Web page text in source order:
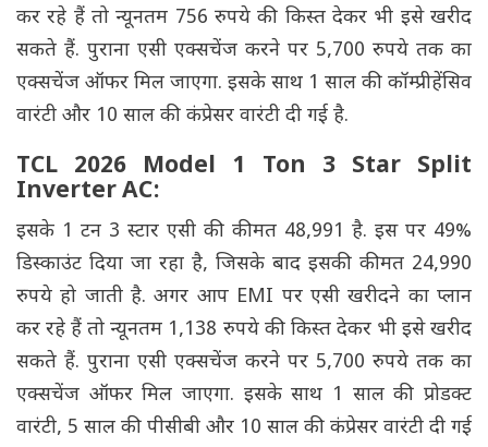
कर रहे हैं तो न्यूनतम 756 रुपये की किस्त देकर भी इसे खरीद
सकते हैं. पुराना एसी एक्सचेंज करने पर 5,700 रुपये तक का
एक्सचेंज ऑफर मिल जाएगा. इसके साथ 1 साल की कॉम्प्रीहेंसिव
वारंटी और 10 साल की कंप्रेसर वारंटी दी गई है.
TCL 2026 Model 1 Ton 3 Star Split
Inverter AC:
इसके 1 टन 3 स्टार एसी की कीमत 48,991 है. इस पर 49%
डिस्काउंट दिया जा रहा है, जिसके बाद इसकी कीमत 24,990
रुपये हो जाती है. अगर आप EMI पर एसी खरीदने का प्लान
कर रहे हैं तो न्यूनतम 1,138 रुपये की किस्त देकर भी इसे खरीद
सकते हैं. पुराना एसी एक्सचेंज करने पर 5,700 रुपये तक का
एक्सचेंज ऑफर मिल जाएगा. इसके साथ 1 साल की प्रोडक्ट
वारंटी, 5 साल की पीसीबी और 10 साल की कंप्रेसर वारंटी दी गई